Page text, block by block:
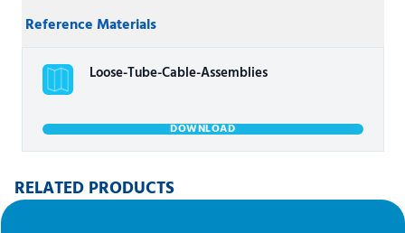
Reference Materials
Loose-Tube-Cable-Assemblies
DOWNLOAD
RELATED PRODUCTS